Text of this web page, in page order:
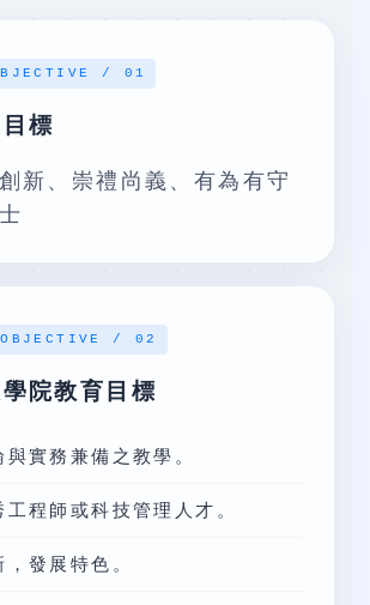
/ 01
標
新、崇禮尚義、有為有守
/ 02
院教育目標
實務兼備之教學。
程師或科技管理人才。
發展特色。